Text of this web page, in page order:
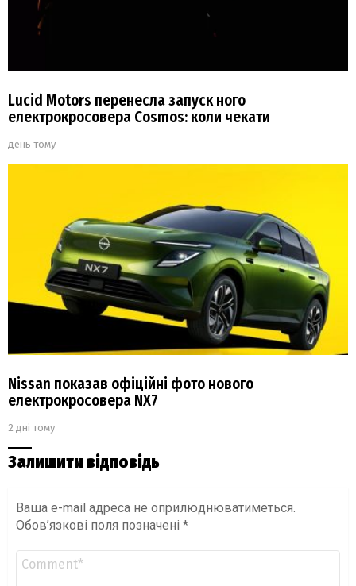
Lucid Motors перенесла запуск ного
електрокросовера Cosmos: коли чекати
день тому
Nissan показав офіційні фото нового
електрокросовера NX7
2 дні тому
Залишити відповідь
Ваша e-mail адреса не оприлюднюватиметься.
Обов’язкові поля позначені *
Коментар